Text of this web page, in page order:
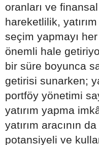
oranları ve
hareketlilik,
seçim yapmayı
önemli hale
bir süre boyunca
getirisi sunarken;
portföy yönetimi
yatırım yapma
yatırım aracının
potansiyeli ve